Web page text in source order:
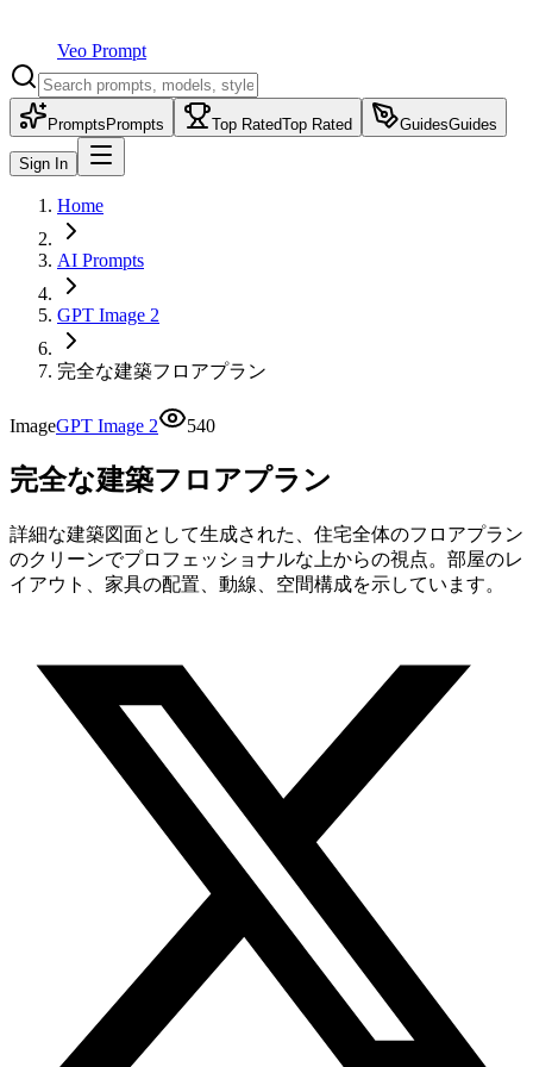
Veo Prompt
Prompts Prompts Top RatedTop Rated GuidesGuides
Sign In
Home
AI Prompts
GPT Image 2
完全な建築フロアプラン
ImageGPT Image 2 540
完全な建築フロアプラン
詳細な建築図面として生成された、住宅全体のフロアプラン
のクリーンでプロフェッショナルな上からの視点。部屋のレ
イアウト、家具の配置、動線、空間構成を示しています。